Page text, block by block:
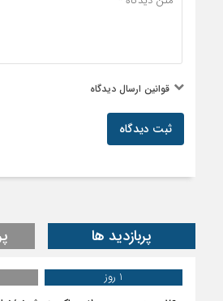
قوانین ارسال دیدگاه
ثبت دیدگاه
پربازدید ها
1 روز